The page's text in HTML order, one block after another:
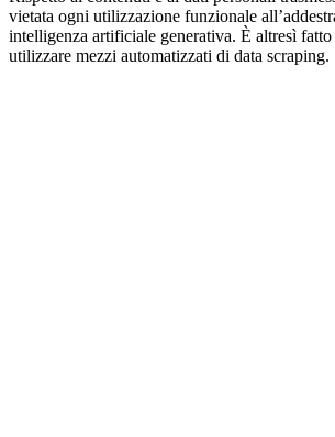
vietata ogni utilizzazione funzionale
intelligenza artificiale generativa. È altresì
utilizzare mezzi automatizzati di data scraping.